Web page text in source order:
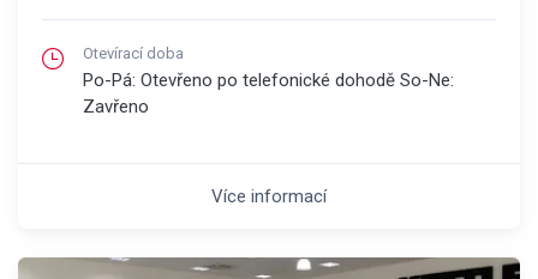
Otevírací doba
Po-Pá: Otevřeno po telefonické dohodě So-Ne:
Zavřeno
Více informací